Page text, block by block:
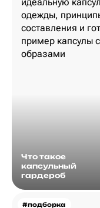
Что такое
капсульный
гардероб
#подборка